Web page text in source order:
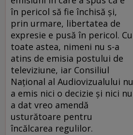
în pericol să fie închisă și,
prin urmare, libertatea de
expresie e pusă în pericol. Cu
toate astea, nimeni nu s-a
atins de emisia postului de
televiziune, iar Consiliul
Național al Audiovizualului nu
a emis nici o decizie și nici nu
a dat vreo amendă
usturătoare pentru
încălcarea regulilor.